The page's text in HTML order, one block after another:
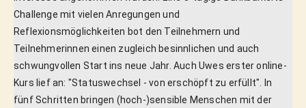
Challenge mit vielen Anregungen und
Reflexionsmöglichkeiten bot den Teilnehmern und
Teilnehmerinnen einen zugleich besinnlichen und auch
schwungvollen Start ins neue Jahr. Auch Uwes erster online-
Kurs lief an: "Statuswechsel - von erschöpft zu erfüllt". In
fünf Schritten bringen (hoch-)sensible Menschen mit der